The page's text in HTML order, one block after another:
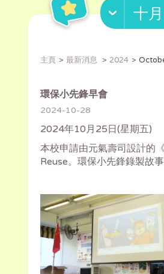
十月
主頁 最新消息 2024
環保小先鋒早會
2024-10-28
2024年10月25日(星期五)
本校申請由元氣壽司設計的
Reuse。環保小先鋒錄製故